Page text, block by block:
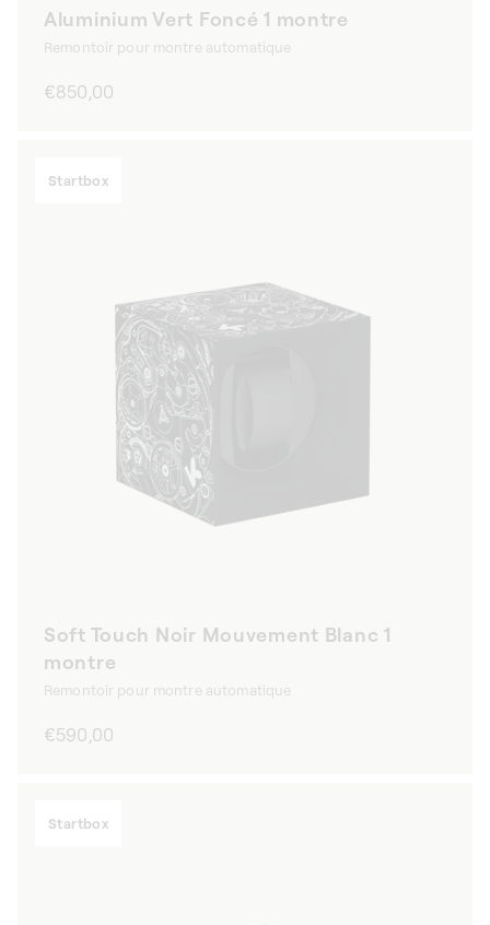
Aluminium Vert Foncé 1 montre
Remontoir pour montre automatique
Prix
€850,00
Startbox
Soft Touch Noir Mouvement Blanc 1
montre
Remontoir pour montre automatique
Prix
€590,00
Startbox